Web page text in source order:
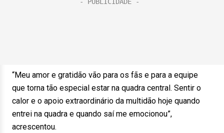
“Meu amor e gratidão vão para os fãs e para a equipe
que torna tão especial estar na quadra central. Sentir o
calor e o apoio extraordinário da multidão hoje quando
entrei na quadra e quando saí me emocionou”,
acrescentou.